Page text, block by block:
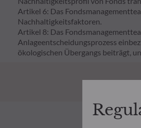
Artikel 6: Das
Nachhaltigkeitsfaktoren.
Artikel 8: Das
Anlageentscheidungsprozess
ökologischen Übergangs beiträgt,